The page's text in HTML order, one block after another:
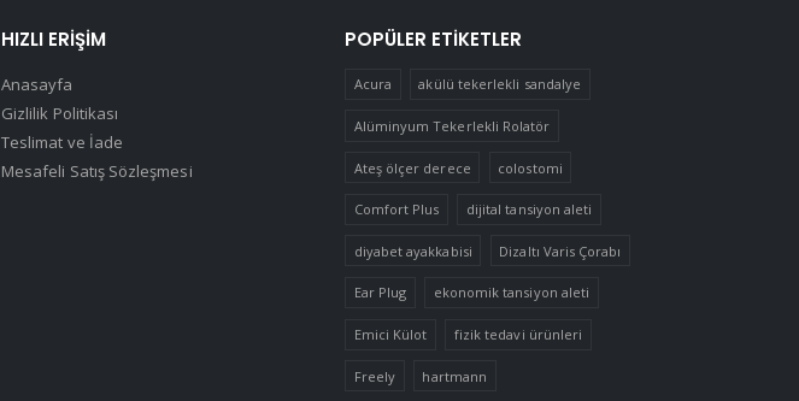
HIZLI ERIŞIM
Anasayfa
Gizlilik Politikası
Teslimat ve İade
Mesafeli Satış Sözleşmesi
POPÜLER ETIKETLER
Acura akülü tekerlekli sandalye
Alüminyum Tekerlekli Rolatör
Ateş ölçer derece colostomi
Comfort Plus dijital tansiyon aleti
diyabet ayakkabisi Dizaltı Varis Çorabı
Ear Plug ekonomik tansiyon aleti
Emici Külot fizik tedavi ürünleri
Freely hartmann